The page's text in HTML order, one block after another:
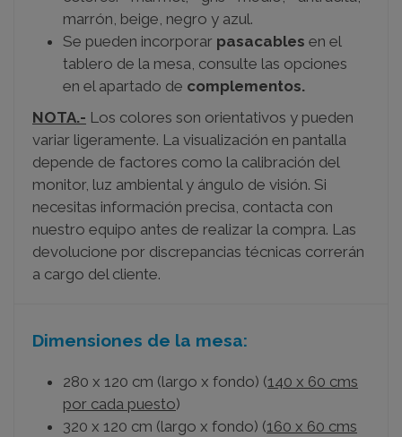
marrón, beige, negro y azul.
Se pueden incorporar pasacables en el
tablero de la mesa, consulte las opciones
en el apartado de complementos.
NOTA.- Los colores son orientativos y pueden
variar ligeramente. La visualización en pantalla
depende de factores como la calibración del
monitor, luz ambiental y ángulo de visión. Si
necesitas información precisa, contacta con
nuestro equipo antes de realizar la compra. Las
devolucione por discrepancias técnicas correrán
a cargo del cliente.
Dimensiones de la mesa:
280 x 120 cm (largo x fondo) (140 x 60 cms
por cada puesto)
320 x 120 cm (largo x fondo) (160 x 60 cms